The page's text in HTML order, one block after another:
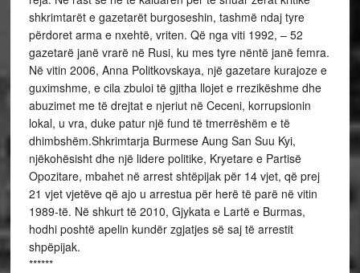
shkrimtarët e gazetarët burgoseshin, tashmë ndaj tyre
përdoret arma e nxehtë, vriten. Që nga viti 1992, – 52
gazetarë janë vrarë në Rusi, ku mes tyre nëntë janë femra.
Në vitin 2006, Anna Politkovskaya, një gazetare kurajoze e
guximshme, e cila zbuloi të gjitha llojet e rrezikëshme dhe
abuzimet me të drejtat e njeriut në Ceceni, korrupsionin
lokal, u vra, duke patur një fund të tmerrëshëm e të
dhimbshëm.Shkrimtarja Burmese Aung San Suu Kyi,
njëkohësisht dhe një lidere politike, Kryetare e Partisë
Opozitare, mbahet në arrest shtëpijak për 14 vjet, që prej
21 vjet vjetëve që ajo u arrestua për herë të parë në vitin
1989-të. Në shkurt të 2010, Gjykata e Lartë e Burmas,
hodhi poshtë apelin kundër zgjatjes së saj të arrestit
shpëpijak.
******